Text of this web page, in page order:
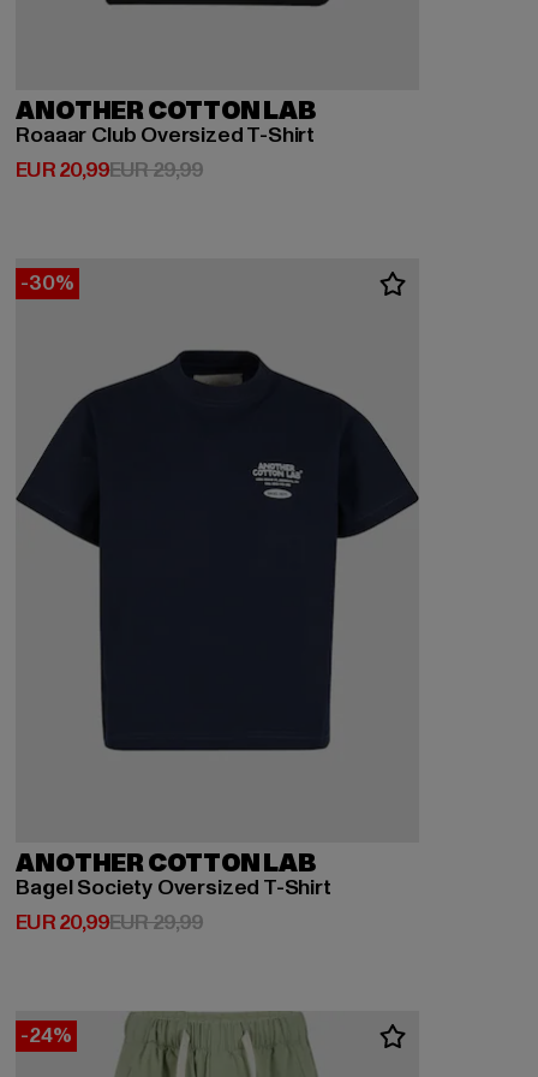
ANOTHER COTTON LAB
Roaaar Club Oversized T-Shirt
EUR 20,99
Derzeitiger Preis: EUR 20,99
EUR 29,99Aktionspreis: EUR 29,99
-30%
ANOTHER COTTON LAB
Bagel Society Oversized T-Shirt
EUR 20,99
Derzeitiger Preis: EUR 20,99
EUR 29,99Aktionspreis: EUR 29,99
-24%